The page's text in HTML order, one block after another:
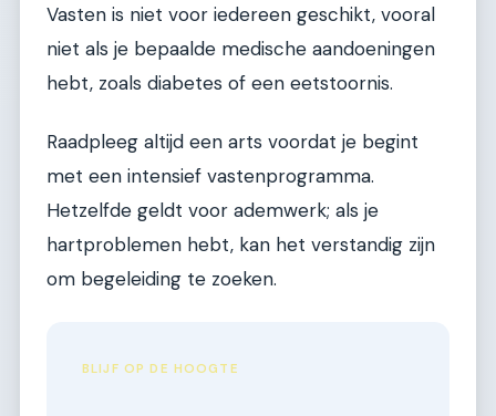
Vasten is niet voor iedereen geschikt, vooral
niet als je bepaalde medische aandoeningen
hebt, zoals diabetes of een eetstoornis.
Raadpleeg altijd een arts voordat je begint
met een intensief vastenprogramma.
Hetzelfde geldt voor ademwerk; als je
hartproblemen hebt, kan het verstandig zijn
om begeleiding te zoeken.
BLIJF OP DE HOOGTE